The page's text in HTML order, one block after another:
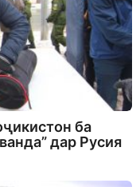
ба
дар Русия